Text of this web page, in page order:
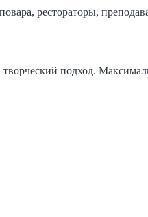
рестораторы,
подход.